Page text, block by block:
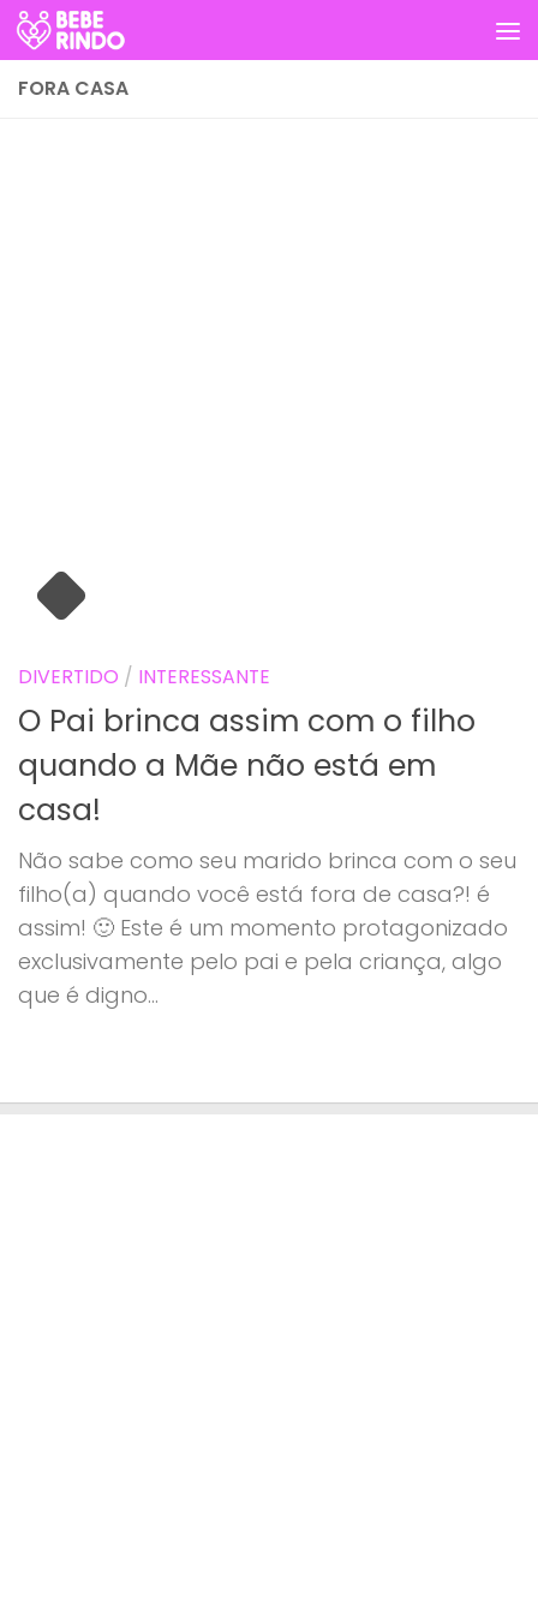
Skip to content
FORA CASA
DIVERTIDO / INTERESSANTE
O Pai brinca assim com o filho
quando a Mãe não está em
casa!
Não sabe como seu marido brinca com o seu
filho(a) quando você está fora de casa?! é
assim! 🙂 Este é um momento protagonizado
exclusivamente pelo pai e pela criança, algo
que é digno...